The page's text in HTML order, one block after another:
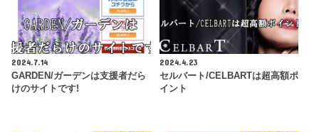
2024.7.14
GARDEN/ガーデンは支援者だら
けのサイトです!
2024.4.23
セルバート/CELBARTは超高額ポ
イント